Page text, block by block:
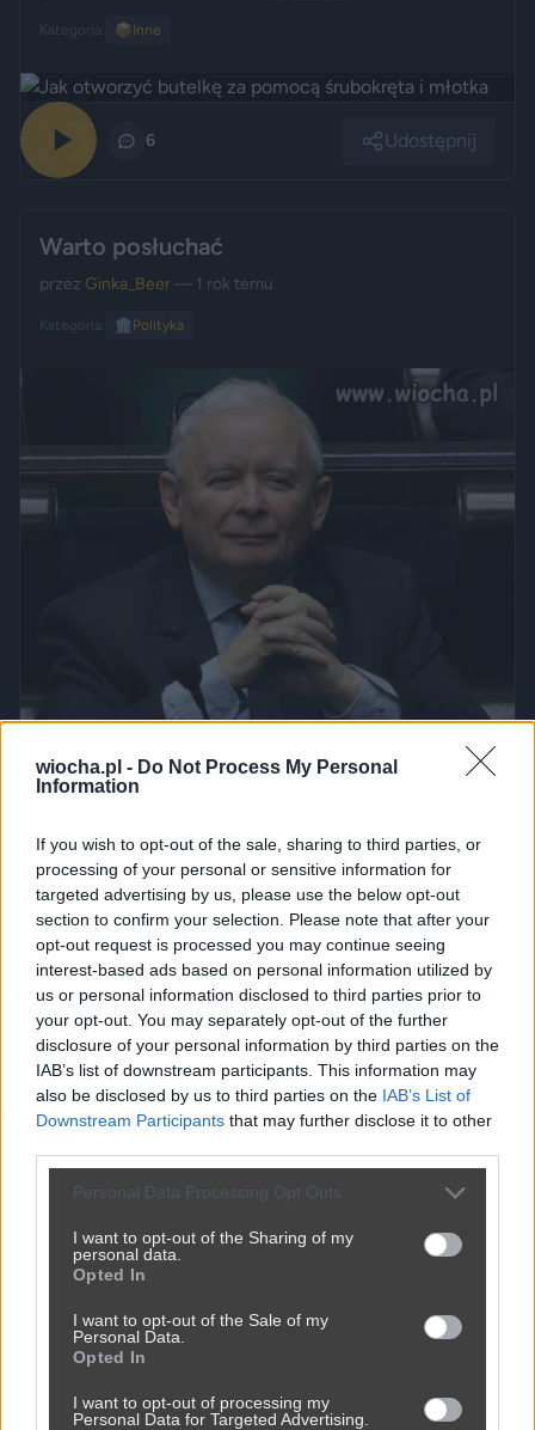
wiocha.pl - Do Not Process My Personal
Information
If you wish to opt-out of the sale, sharing to third parties, or
processing of your personal or sensitive information for
targeted advertising by us, please use the below opt-out
section to confirm your selection. Please note that after your
opt-out request is processed you may continue seeing
interest-based ads based on personal information utilized by
us or personal information disclosed to third parties prior to
your opt-out. You may separately opt-out of the further
disclosure of your personal information by third parties on the
IAB’s list of downstream participants. This information may
also be disclosed by us to third parties on the IAB’s List of
Downstream Participants that may further disclose it to other
Personal Data Processing Opt Outs
I want to opt-out of the Sharing of my
personal data.
Opted In
I want to opt-out of the Sale of my
Personal Data.
Opted In
I want to opt-out of processing my
Personal Data for Targeted Advertising.
Kategoria: 📦 Inne
6 Udostępnij
Warto posłuchać
przez Ginka_Beer— 1 rok temu
Kategoria: 🏛️ Polityka
0 2 Udostępnij
Anżej przed wyprowadzką z pałacu ...
przezAQQQ62 — 1 rok temu
Kategoria: 😂Śmieszne